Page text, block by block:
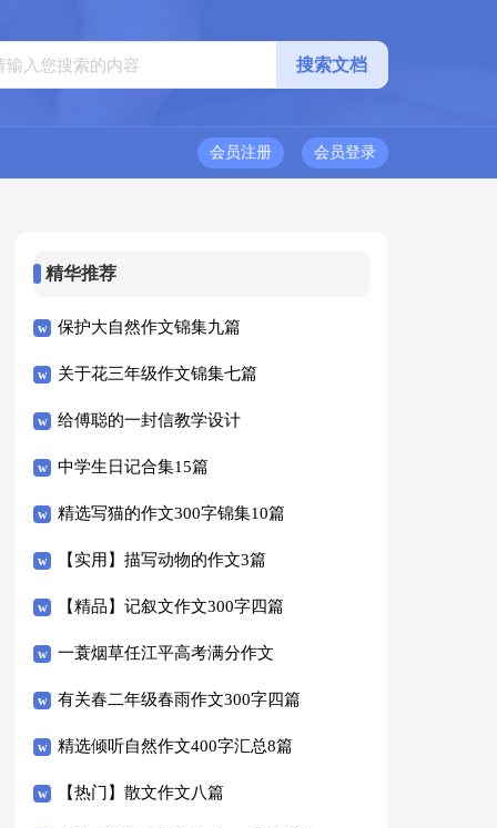
会员登录
会员注册
精华推荐
保护大自然作文锦集九篇
关于花三年级作文锦集七篇
给傅聪的一封信教学设计
中学生日记合集15篇
精选写猫的作文300字锦集10篇
【实用】描写动物的作文3篇
【精品】记叙文作文300字四篇
一蓑烟草任江平高考满分作文
有关春二年级春雨作文300字四篇
精选倾听自然作文400字汇总8篇
【热门】散文作文八篇